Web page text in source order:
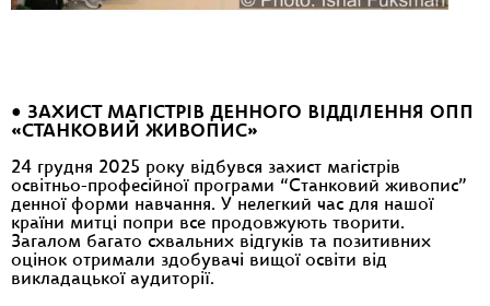
• ЗАХИСТ МАГІСТРІВ ДЕННОГО ВІДДІЛЕННЯ ОПП
«СТАНКОВИЙ ЖИВОПИС»
24 грудня 2025 року відбувся захист магістрів
освітньо-професійної програми “Станковий живопис”
денної форми навчання. У нелегкий час для нашої
країни митці попри все продовжують творити.
Загалом багато схвальних відгуків та позитивних
оцінок отримали здобувачі вищої освіти від
викладацької аудиторії.